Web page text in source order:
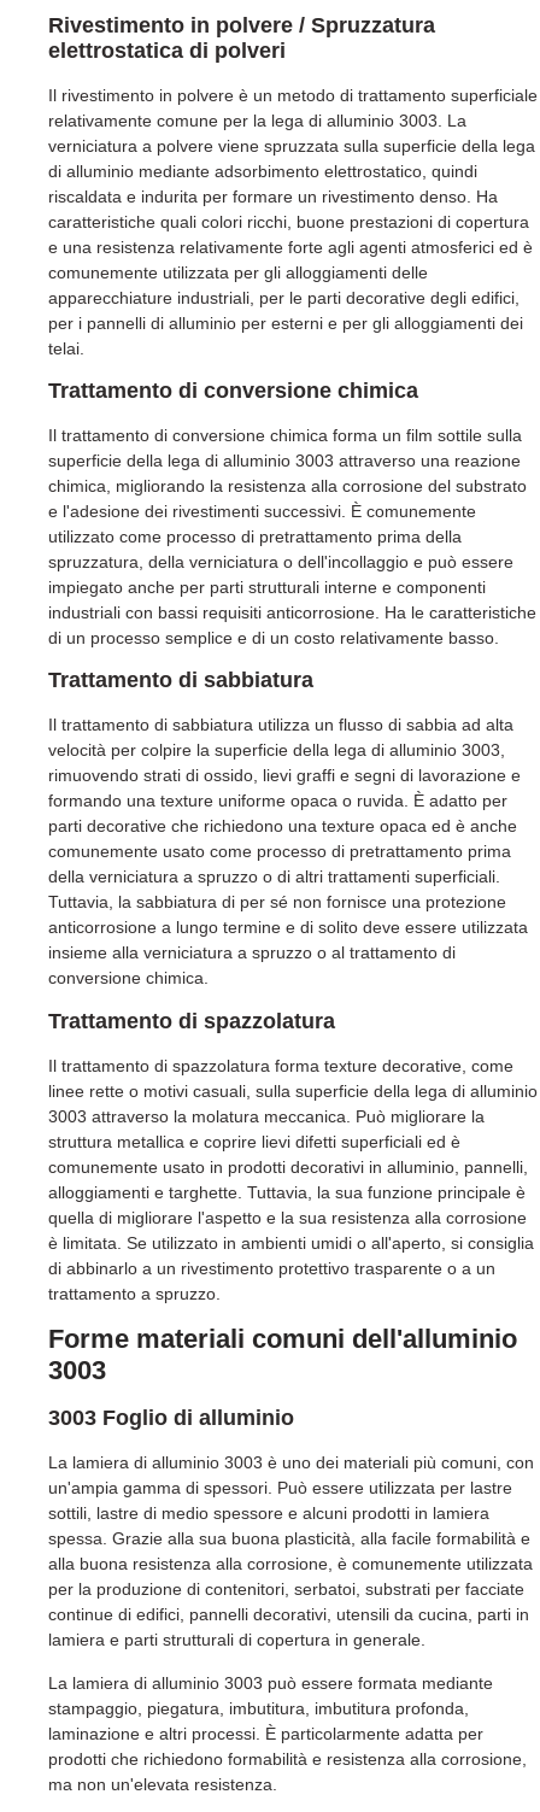
Rivestimento in polvere / Spruzzatura
elettrostatica di polveri
Il rivestimento in polvere è un metodo di trattamento superficiale
relativamente comune per la lega di alluminio 3003. La
verniciatura a polvere viene spruzzata sulla superficie della lega
di alluminio mediante adsorbimento elettrostatico, quindi
riscaldata e indurita per formare un rivestimento denso. Ha
caratteristiche quali colori ricchi, buone prestazioni di copertura
e una resistenza relativamente forte agli agenti atmosferici ed è
comunemente utilizzata per gli alloggiamenti delle
apparecchiature industriali, per le parti decorative degli edifici,
per i pannelli di alluminio per esterni e per gli alloggiamenti dei
telai.
Trattamento di conversione chimica
Il trattamento di conversione chimica forma un film sottile sulla
superficie della lega di alluminio 3003 attraverso una reazione
chimica, migliorando la resistenza alla corrosione del substrato
e l'adesione dei rivestimenti successivi. È comunemente
utilizzato come processo di pretrattamento prima della
spruzzatura, della verniciatura o dell'incollaggio e può essere
impiegato anche per parti strutturali interne e componenti
industriali con bassi requisiti anticorrosione. Ha le caratteristiche
di un processo semplice e di un costo relativamente basso.
Trattamento di sabbiatura
Il trattamento di sabbiatura utilizza un flusso di sabbia ad alta
velocità per colpire la superficie della lega di alluminio 3003,
rimuovendo strati di ossido, lievi graffi e segni di lavorazione e
formando una texture uniforme opaca o ruvida. È adatto per
parti decorative che richiedono una texture opaca ed è anche
comunemente usato come processo di pretrattamento prima
della verniciatura a spruzzo o di altri trattamenti superficiali.
Tuttavia, la sabbiatura di per sé non fornisce una protezione
anticorrosione a lungo termine e di solito deve essere utilizzata
insieme alla verniciatura a spruzzo o al trattamento di
conversione chimica.
Trattamento di spazzolatura
Il trattamento di spazzolatura forma texture decorative, come
linee rette o motivi casuali, sulla superficie della lega di alluminio
3003 attraverso la molatura meccanica. Può migliorare la
struttura metallica e coprire lievi difetti superficiali ed è
comunemente usato in prodotti decorativi in alluminio, pannelli,
alloggiamenti e targhette. Tuttavia, la sua funzione principale è
quella di migliorare l'aspetto e la sua resistenza alla corrosione
è limitata. Se utilizzato in ambienti umidi o all'aperto, si consiglia
di abbinarlo a un rivestimento protettivo trasparente o a un
trattamento a spruzzo.
Forme materiali comuni dell'alluminio
3003
3003 Foglio di alluminio
La lamiera di alluminio 3003 è uno dei materiali più comuni, con
un'ampia gamma di spessori. Può essere utilizzata per lastre
sottili, lastre di medio spessore e alcuni prodotti in lamiera
spessa. Grazie alla sua buona plasticità, alla facile formabilità e
alla buona resistenza alla corrosione, è comunemente utilizzata
per la produzione di contenitori, serbatoi, substrati per facciate
continue di edifici, pannelli decorativi, utensili da cucina, parti in
lamiera e parti strutturali di copertura in generale.
La lamiera di alluminio 3003 può essere formata mediante
stampaggio, piegatura, imbutitura, imbutitura profonda,
laminazione e altri processi. È particolarmente adatta per
prodotti che richiedono formabilità e resistenza alla corrosione,
ma non un'elevata resistenza.